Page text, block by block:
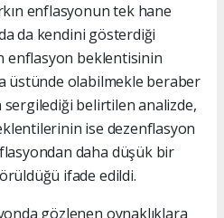
enflasyonun tek hane
da kendini gösterdiği
enflasyon beklentisinin
üstünde olabilmekle beraber
belirtilen analizde,
ise dezenflasyon
daha düşük bir
ifade edildi.
gözlenen oynaklıklara